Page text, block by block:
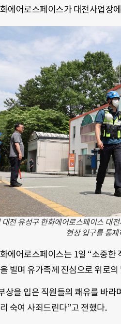
에어로스페이스가 대전사업장
대전 유성구 한화에어로스페이스 대
현장 입구를 통
에어로스페이스는 1일 “소중한
빌며 유가족께 진심으로 위로
상을 입은 직원들의 쾌유를 바
숙여 사죄드린다”고 전했다.